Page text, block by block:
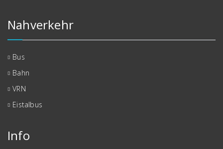
Nahverkehr
Bus
Bahn
VRN
Eistalbus
Info